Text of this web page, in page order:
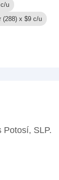
c/u
(288) x $9 c/u
Potosí, SLP.